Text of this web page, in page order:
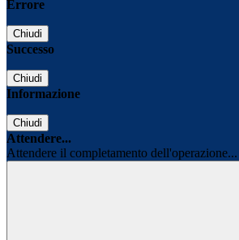
Errore
Chiudi
Successo
Chiudi
Informazione
Chiudi
Attendere...
Attendere il completamento dell'operazione...